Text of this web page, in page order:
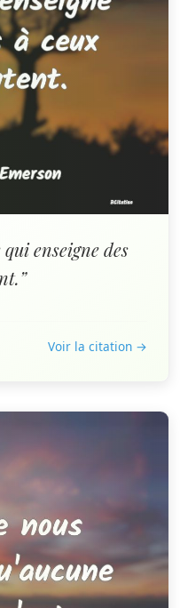
enseigne des
Voir la citation →